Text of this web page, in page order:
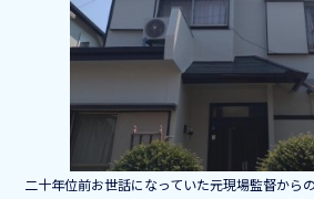
o
o
k
二十年位前お世話になっていた元現場監督から